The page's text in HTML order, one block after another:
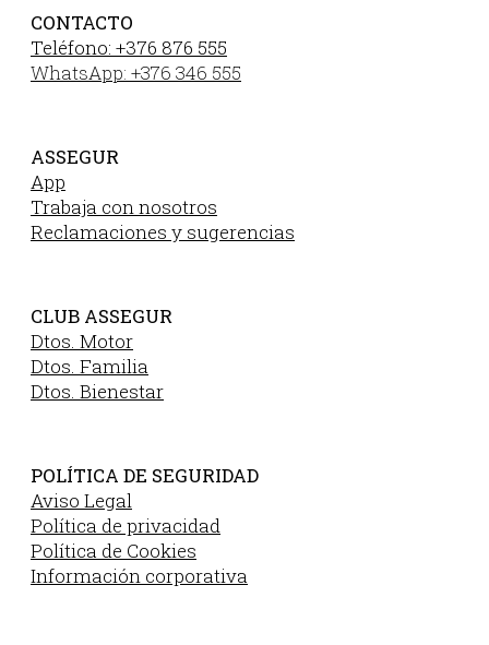
CONTACTO
Teléfono: +376 876 555
WhatsApp: +376 346 555
ASSEGUR
App
Trabaja con nosotros
Reclamaciones y sugerencias
CLUB ASSEGUR
Dtos. Motor
Dtos. Familia
Dtos. Bienestar
POLÍTICA DE SEGURIDAD
Aviso Legal
Política de privacidad
Política de Cookies
Información corporativa